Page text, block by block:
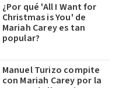
¿Por qué 'All I Want for
Christmas is You' de
Mariah Carey es tan
popular?
Manuel Turizo compite
con Mariah Carey por la